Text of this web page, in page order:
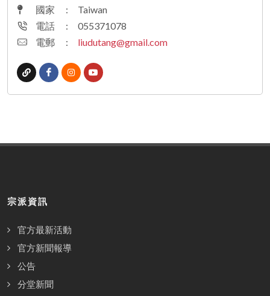
國家
:
Taiwan
電話
:
055371078
電郵
: liudutang@gmail.com
宗派資訊
官方最新活動
官方新聞報導
公告
分堂新聞